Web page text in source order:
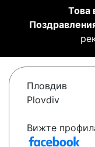
Това
Пловдив
Plovdiv
Вижте